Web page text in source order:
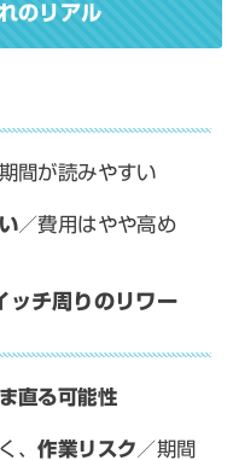
のリアル
間が読みやすい
／費用はやや高め
ッチ周りのリワー
直る可能性
、作業リスク ／期間